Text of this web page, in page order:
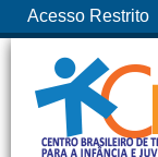
Acesso Restrito